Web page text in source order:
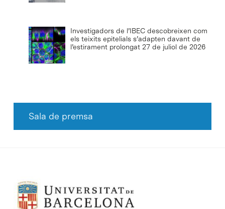
Investigadors de l’IBEC descobreixen com
els teixits epitelials s’adapten davant de
l’estirament prolongat 27 de juliol de 2026
Sala de premsa